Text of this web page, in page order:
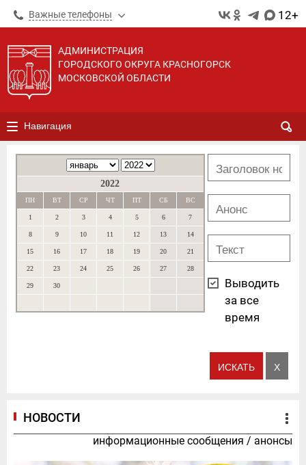
Важные телефоны 12+
АДМИНИСТРАЦИЯ
ГОРОДСКОГО ОКРУГА КРАСНОГОРСК
МОСКОВСКОЙ ОБЛАСТИ
Навигация
2022
ПН ВТ СР ЧТ ПТ СБ ВС
1 2 3 4 5 6 7
8 9 10 11 12 13 14
15 16 17 18 19 20 21
22 23 24 25 26 27 28
29 30
Выводить
за все
время
НОВОСТИ
информационные сообщения / анонсы